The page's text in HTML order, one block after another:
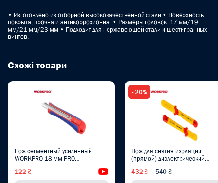
• Изготовлено из отборной высококачественной стали • Поверхность
покрыта, прочна и антикоррозионна. • Размеры головок: 17 мм/19
мм/21 мм/23 мм • Подходит для нержавеющей стали и шестигранных
винтов.
Схожі товари
Нож сегментный усиленный
WORKPRO 18 мм PRO
122 ₴ Видеообзор
- 20%
Нож для снятия изоляции
(прямой) диэлектрический
60900 10000V PRO PLUS
WP344004
432 ₴ 540 ₴